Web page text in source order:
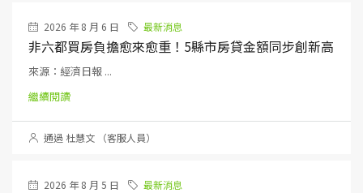
2026 年 8 月 6 日 最新消息
非六都買房負擔愈來愈重！5縣市房貸金額同步創新高
來源：經濟日報 ...
繼續閱讀
通過 杜慧文 （客服人員）
2026 年 8 月 5 日 最新消息